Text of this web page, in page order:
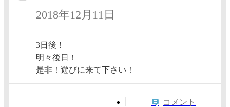
2018年12月11日
3日後！
明々後日！
是非！遊びに来て下さい！
コメント